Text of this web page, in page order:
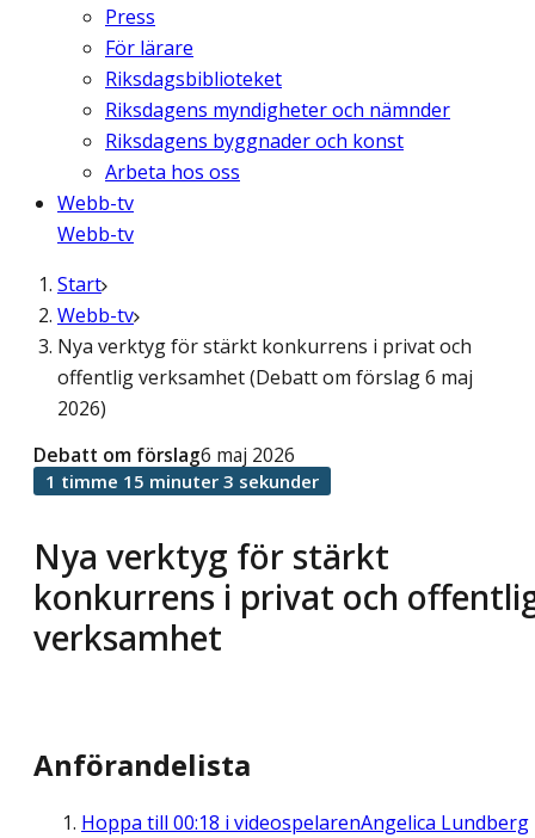
Press
För lärare
Riksdagsbiblioteket
Riksdagens myndigheter och nämnder
Riksdagens byggnader och konst
Arbeta hos oss
Webb-tv
Webb-tv
Start
Webb-tv
Nya verktyg för stärkt konkurrens i privat och
offentlig verksamhet (Debatt om förslag 6 maj
2026)
Nya verktyg för stärkt
konkurrens i privat och
verksamhet
Debatt om förslag6 maj 2026
1 timme 15 minuter 3 sekunder
Anförandelista
Hoppa till 00:18 i videospelarenAngelica Lundberg